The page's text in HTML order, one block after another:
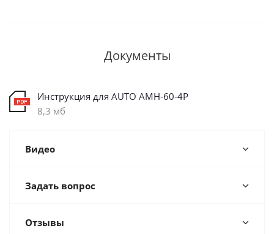
Документы
Инструкция для AUTO AMH-60-4P
8,3 мб
Видео
Задать вопрос
Отзывы